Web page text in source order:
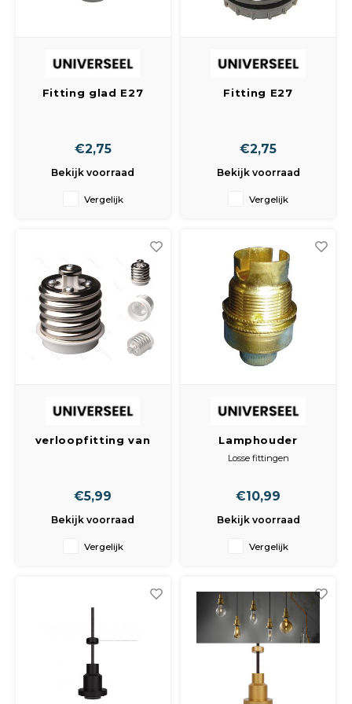
Fitting glad E27
€2,75
Bekijk voorraad
Vergelijk
Fitting E27
€2,75
Bekijk voorraad
Vergelijk
verloopfitting van
€5,99
Bekijk voorraad
Vergelijk
Lamphouder
Halogeen B15D Met
Losse fittingen
€10,99
Bekijk voorraad
Vergelijk